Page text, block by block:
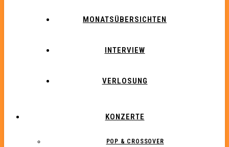
MONATSÜBERSICHTEN
INTERVIEW
VERLOSUNG
KONZERTE
POP & CROSSOVER